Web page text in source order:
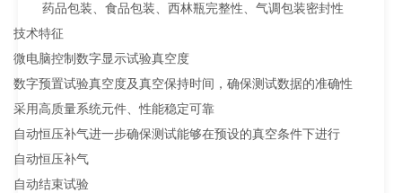
药品包装、食品包装、西林瓶完整性、气调包装密封性
技术特征
微电脑控制数字显示试验真空度
数字预置试验真空度及真空保持时间，确保测试数据的准确性
采用高质量系统元件、性能稳定可靠
自动恒压补气进一步确保测试能够在预设的真空条件下进行
自动恒压补气
自动结束试验